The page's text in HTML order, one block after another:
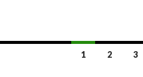
1 2 3